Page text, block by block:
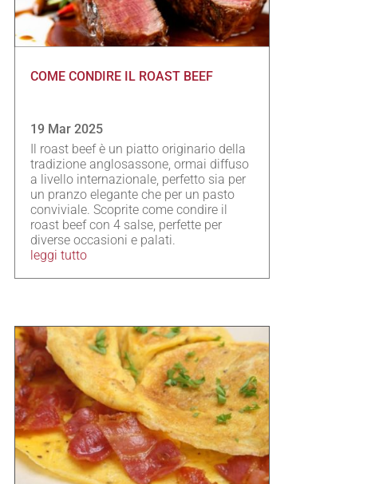
COME CONDIRE IL ROAST BEEF
19 Mar 2025
Il roast beef è un piatto originario della
tradizione anglosassone, ormai diffuso
a livello internazionale, perfetto sia per
un pranzo elegante che per un pasto
conviviale. Scoprite come condire il
roast beef con 4 salse, perfette per
diverse occasioni e palati.
leggi tutto